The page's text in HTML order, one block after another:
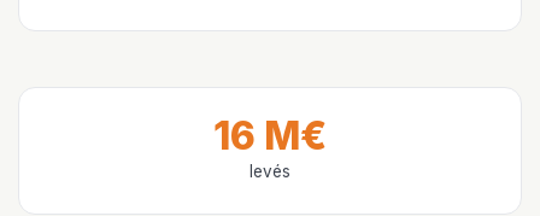
16 M€
levés